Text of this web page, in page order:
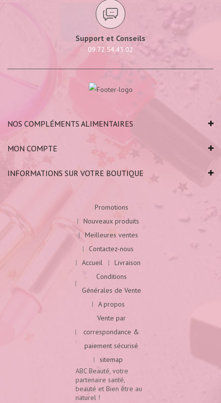
Support et Conseils
09.72.54.43.02
NOS COMPLÉMENTS ALIMENTAIRES
MON COMPTE
INFORMATIONS SUR VOTRE BOUTIQUE
Promotions
Nouveaux produits
Meilleures ventes
Contactez-nous
Accueil
Livraison
Conditions
Générales de Vente
A propos
Vente par
correspondance &
paiement sécurisé
sitemap
ABC Beauté, votre
partenaire santé,
beauté et Bien être au
naturel !